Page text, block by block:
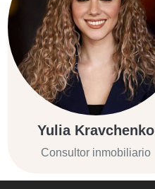
Yulia Kravchenko
Consultor inmobiliario